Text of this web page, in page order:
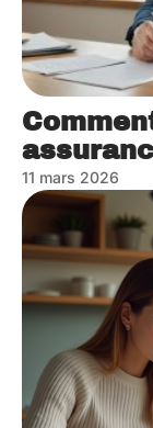
11 mars 2026